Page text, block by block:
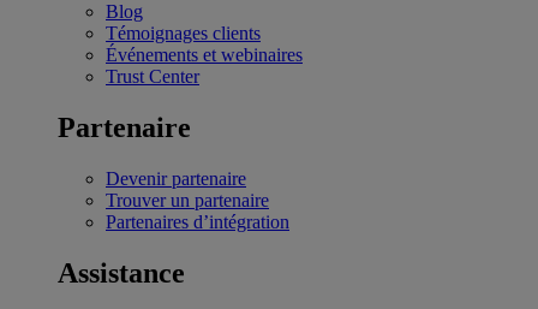
Blog
Témoignages clients
Événements et webinaires
Trust Center
Partenaire
Devenir partenaire
Trouver un partenaire
Partenaires d’intégration
Assistance